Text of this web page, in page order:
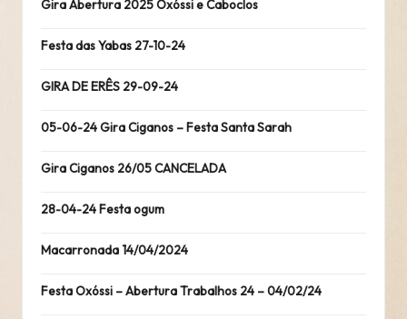
Gira Abertura 2025 Oxóssi e Caboclos
Festa das Yabas 27-10-24
GIRA DE ERÊS 29-09-24
05-06-24 Gira Ciganos – Festa Santa Sarah
Gira Ciganos 26/05 CANCELADA
28-04-24 Festa ogum
Macarronada 14/04/2024
Festa Oxóssi – Abertura Trabalhos 24 – 04/02/24